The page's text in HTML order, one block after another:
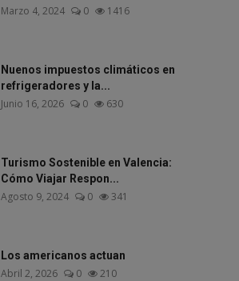
Marzo 4, 2024 0 1416
Nuenos impuestos climáticos en
refrigeradores y la...
Junio 16, 2026 0 630
Turismo Sostenible en Valencia:
Cómo Viajar Respon...
Agosto 9, 2024 0 341
Los americanos actuan
Abril 2, 2026 0 210